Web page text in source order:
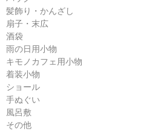
髪飾り・かんざし
扇子・末広
酒袋
雨の日用小物
キモノカフェ用小物
着装小物
ショール
手ぬぐい
風呂敷
その他